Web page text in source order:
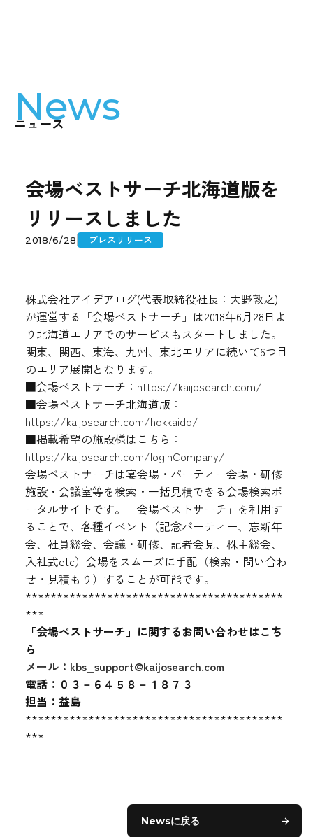
News
ニュース
2018/6/28 プレスリリース
会場ベストサーチ北海道版を
リリースしました
株式会社アイデアログ(代表取締役社長：大野敦之)
が運営する「会場ベストサーチ」は2018年6月28日よ
り北海道エリアでのサービスもスタートしました。
関東、関西、東海、九州、東北エリアに続いて6つ目
のエリア展開となります。
■会場ベストサーチ： https://kaijosearch.com/
■会場ベストサーチ北海道版：
https://kaijosearch.com/hokkaido/
■掲載希望の施設様はこちら：
https://kaijosearch.com/loginCompany/
会場ベストサーチは宴会場・パーティー会場・研修
施設・会議室等を検索・一括見積できる会場検索ポ
ータルサイトです。「会場ベストサーチ」を利用す
ることで、各種イベント（記念パーティー、忘新年
会、社員総会、会議・研修、記者会見、株主総会、
入社式etc）会場をスムーズに手配（検索・問い合わ
せ・見積もり）することが可能です。
*****************************************
***
「会場ベストサーチ」に関するお問い合わせはこち
ら
メール：kbs_support@kaijosearch.com
電話：０３－６４５８－１８７３
担当：益島
*****************************************
***
Newsに戻る arrow_forward